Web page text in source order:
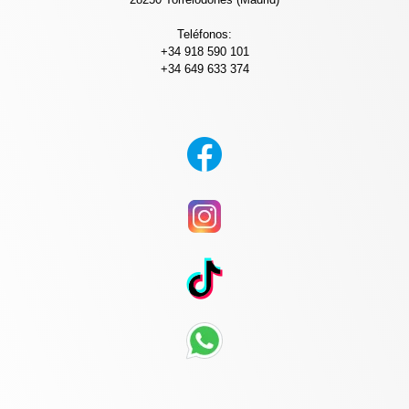
Teléfonos:
+34 918 590 101
+34 649 633 374